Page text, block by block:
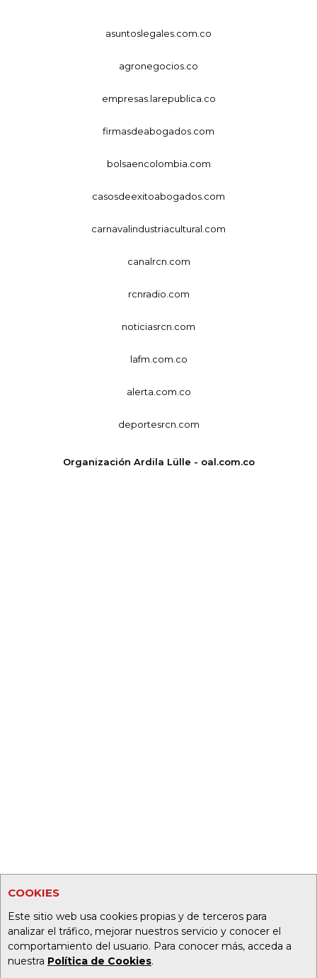
COOKIES
Este sitio web usa cookies propias y de terceros para
analizar el tráfico, mejorar nuestros servicio y conocer el
comportamiento del usuario. Para conocer más, acceda a
nuestra Política de Cookies.
asuntoslegales.com.co
agronegocios.co
empresas.larepublica.co
firmasdeabogados.com
bolsaencolombia.com
casosdeexitoabogados.com
carnavalindustriacultural.com
canalrcn.com
rcnradio.com
noticiasrcn.com
lafm.com.co
alerta.com.co
deportesrcn.com
Organización Ardila Lülle - oal.com.co